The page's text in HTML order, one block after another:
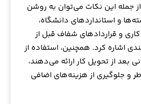
جمله این نکات می‌توان به روشن
و استانداردهای دانشگاه،
و قراردادهای شفاف قبل از
اشاره کرد. همچنین، استفاده از
بعد از تحویل کار ارائه می‌دهند،
و جلوگیری از هزینه‌های اضافی